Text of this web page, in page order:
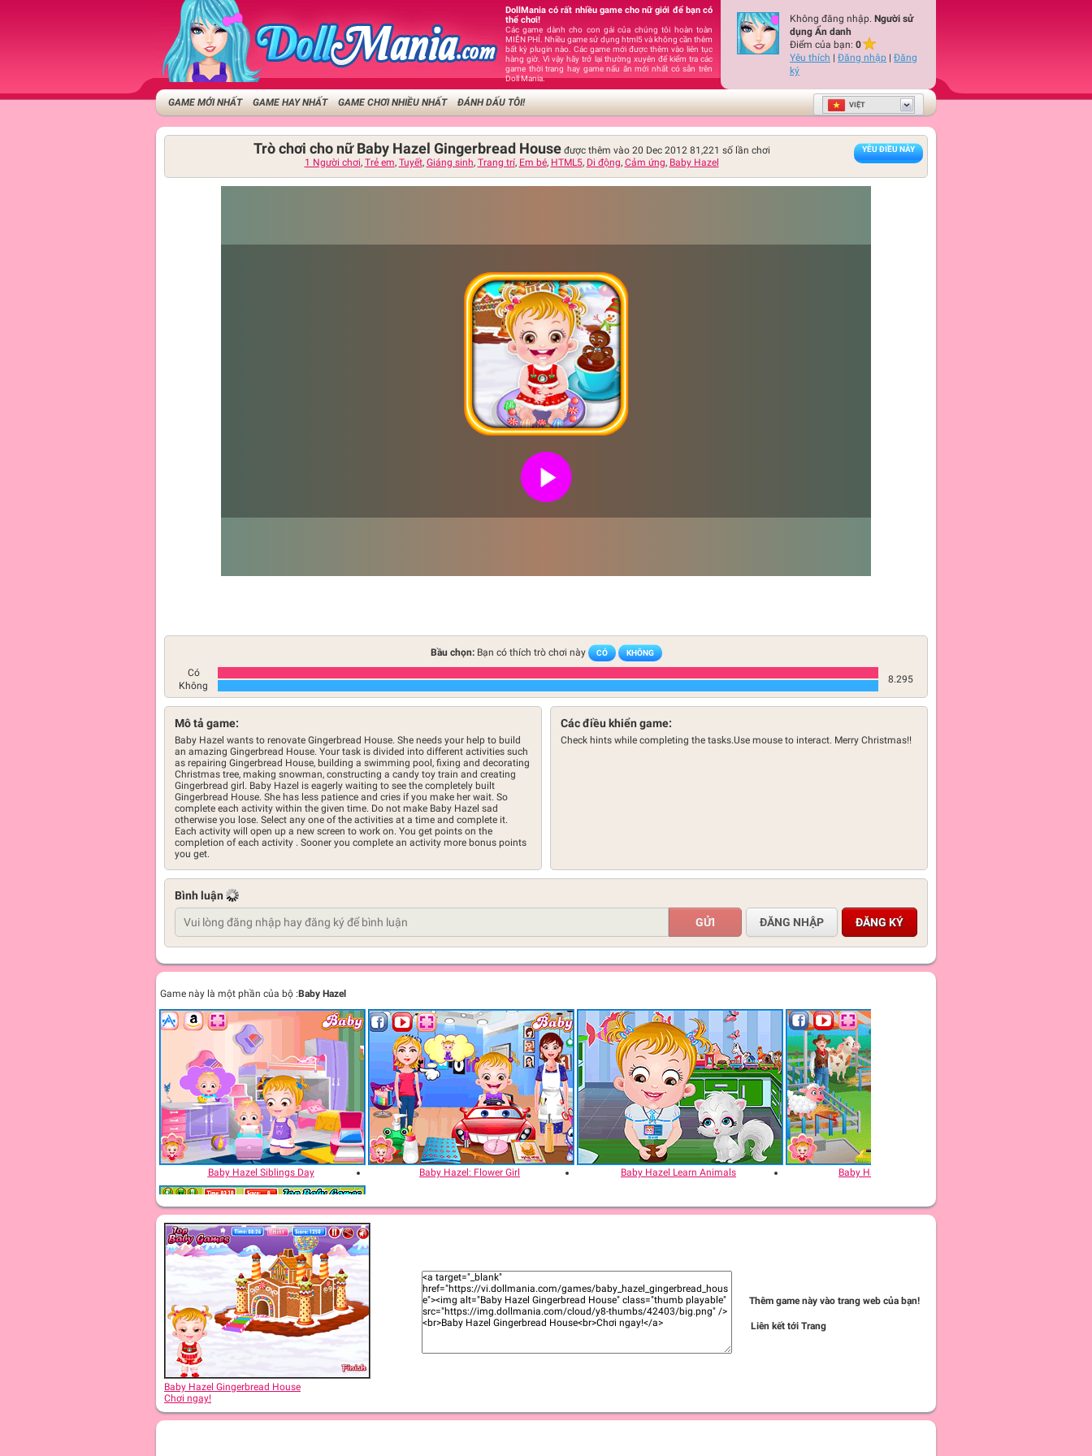
DollMania có rất nhiều game cho nữ giới để bạn có
thể chơi!
Các game dành cho con gái của chúng tôi hoàn toàn
MIỄN PHÍ. Nhiều game sử dụng html5 và không cần thêm
bất kỳ plugin nào. Các game mới được thêm vào liên tục
hàng giờ. Vì vậy hãy trở lại thường xuyên để kiểm tra các
game thời trang hay game nấu ăn mới nhất có sẵn trên
Doll Mania.
Không đăng nhập. Người sử
dụng Ẩn danh
Điểm của bạn: 0
Yêu thích | Đăng nhập | Đăng
ký
GAME MỚI NHẤT GAME HAY NHẤT GAME CHƠI NHIỀU NHẤT ĐÁNH DẤU TÔI! VIỆT
YÊU ĐIỀU NÀY
Trò chơi cho nữ Baby Hazel Gingerbread House được thêm vào 20 Dec 2012 81,221 số lần chơi
1 Người chơi, Trẻ em, Tuyết, Giáng sinh, Trang trí, Em bé, HTML5, Di động, Cảm ứng, Baby Hazel
Bầu chọn:Bạn có thích trò chơi này CÓ KHÔNG
Có
8.295
Không
Mô tả game:
Baby Hazel wants to renovate Gingerbread House. She needs your help to build
an amazing Gingerbread House. Your task is divided into different activities such
as repairing Gingerbread House, building a swimming pool, fixing and decorating
Christmas tree, making snowman, constructing a candy toy train and creating
Gingerbread girl. Baby Hazel is eagerly waiting to see the completely built
Gingerbread House. She has less patience and cries if you make her wait. So
complete each activity within the given time. Do not make Baby Hazel sad
otherwise you lose. Select any one of the activities at a time and complete it.
Each activity will open up a new screen to work on. You get points on the
completion of each activity . Sooner you complete an activity more bonus points
you get.
Các điều khiển game:
Check hints while completing the tasks.Use mouse to interact. Merry Christmas!!
Bình luận
ĐĂNG NHẬP ĐĂNG KÝ
Game này là một phần của bộ :Baby Hazel
Baby Hazel Siblings Day Baby Hazel: Flower Girl Baby Hazel Learn Animals Baby Hazel Farm Tour
Baby Hazel Bed Time
Baby Hazel Gingerbread House
Chơi ngay!
Thêm game này vào trang web của bạn!
Liên kết tới Trang